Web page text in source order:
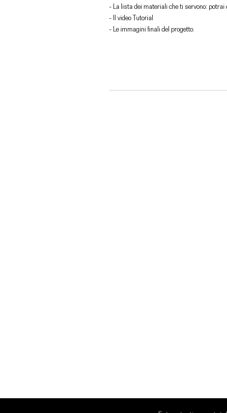
- La lista dei materiali che ti servono: potrai
- Il video Tutorial
- Le immagini finali del progetto.